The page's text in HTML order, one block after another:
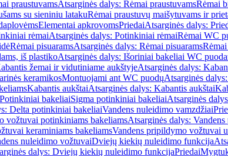
praustuvamsAtsarginės dalys: Rėmai praustuvamsRėmai
su sieniniu latakuRėmai praustuvų maišytuvams ir
Elementai apkrovomsPriedaiAtsarginės dalys:
rėmaiAtsarginės dalys: Potinkiniai rėmaiRėmai WC
Rėmai pisuaramsAtsarginės dalys: Rėmai pisuarams
iš plastikoAtsarginės dalys: Išoriniai bakeliai WC
žemai ir vidutiniame aukštyjeAtsarginės dalys:
keramikosMontuojami ant WC puodųAtsarginės
Kabantis aukštaiAtsarginės dalys: Kabantis aukštai
Potinkiniai bakeliaiSigma potinkiniai bakeliaiAtsarginės
Delta potinkiniai bakeliaiVandens nuleidimo vamzdžiai
vožtuvai potinkiniams bakeliamsAtsarginės dalys:
keraminiams bakeliamsVandens pripildymo vožtuvai
nuleidimo vožtuvaiDviejų kiekių nuleidimo funkcija
dalys: Dviejų kiekių nuleidimo funkcijaPriedai